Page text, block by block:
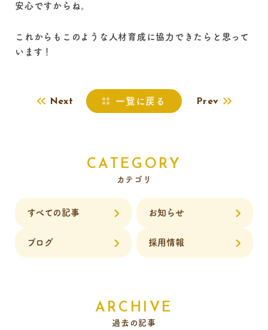
安心ですからね。
これからもこのような人材育成に協力できたらと思って
います！
Next 一覧に戻る Prev
CATEGORY
カテゴリ
すべての記事 お知らせ
ブログ 採用情報
ARCHIVE
過去の記事